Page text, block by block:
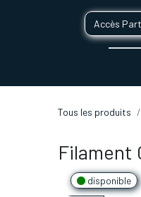
Accès
Tous les produits
Filament
disponible